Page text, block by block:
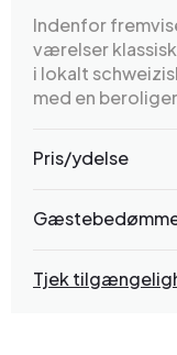
Indenfor
værelser
i lokalt
med en
Pris/ydelse
Tjek